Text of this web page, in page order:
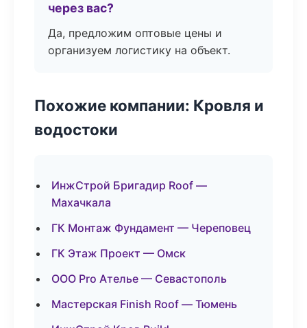
через вас?
Да, предложим оптовые цены и
организуем логистику на объект.
Похожие компании: Кровля и
водостоки
ИнжСтрой Бригадир Roof —
Махачкала
ГК Монтаж Фундамент — Череповец
ГК Этаж Проект — Омск
ООО Pro Ателье — Севастополь
Мастерская Finish Roof — Тюмень